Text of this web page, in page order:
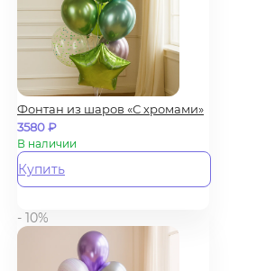
Фонтан из шаров «С хромами»
3580₽
В наличии
Купить
- 10%